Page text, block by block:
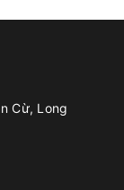
Cừ, Long